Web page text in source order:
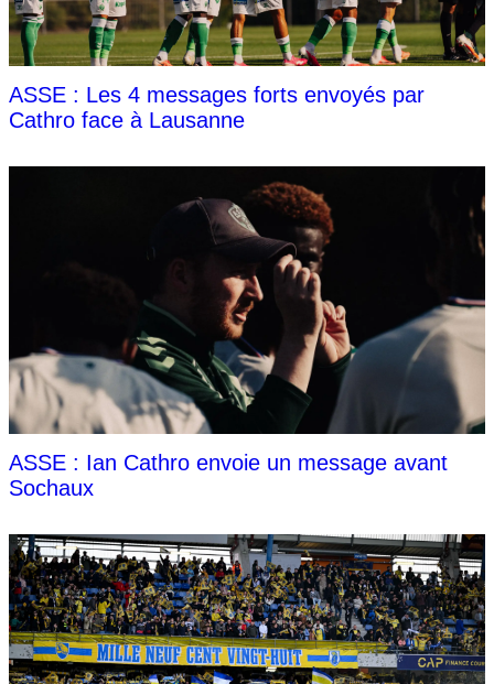
ASSE : Les 4 messages forts envoyés par
Cathro face à Lausanne
ASSE : Ian Cathro envoie un message avant
Sochaux